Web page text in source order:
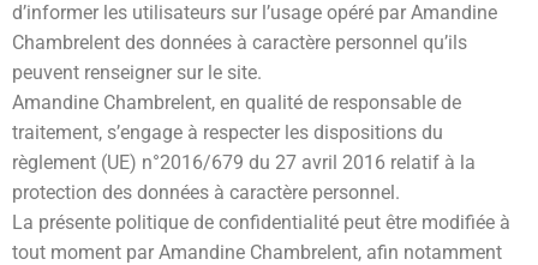
d’informer les utilisateurs sur l’usage opéré par Amandine
Chambrelent des données à caractère personnel qu’ils
peuvent renseigner sur le site.
Amandine Chambrelent, en qualité de responsable de
traitement, s’engage à respecter les dispositions du
règlement (UE) n°2016/679 du 27 avril 2016 relatif à la
protection des données à caractère personnel.
La présente politique de confidentialité peut être modifiée à
tout moment par Amandine Chambrelent, afin notamment